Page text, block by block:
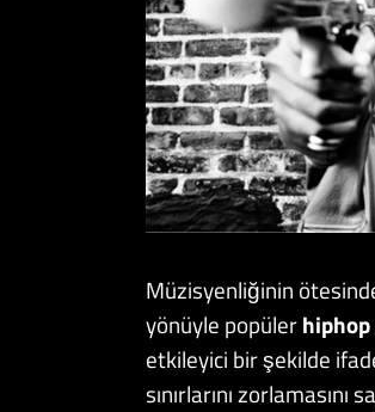
Müzisyenliğinin
yönüyle popülerhiphop
etkileyici bir şekilde
sınırlarını zorlamasını